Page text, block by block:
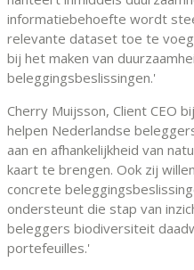
informatiebehoefte wordt
relevante dataset toe te
bij het maken van
beleggingsbeslissingen.'
Cherry Muijsson, Client CEO
helpen Nederlandse
aan en afhankelijkheid van
kaart te brengen. Ook zij
concrete
ondersteunt die stap van
beleggers biodiversiteit
portefeuilles.'